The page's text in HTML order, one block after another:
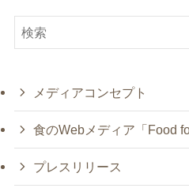
メディアコンセプト
食のWebメディア「Food
プレスリリース